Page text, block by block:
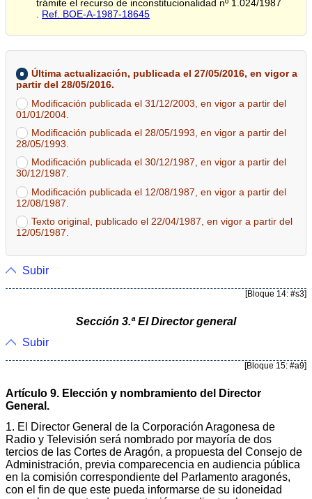
trámite el recurso de inconstitucionalidad nº 1.024/1987
. Ref. BOE-A-1987-18645
Última actualización, publicada el 27/05/2016, en vigor a
partir del 28/05/2016.
Modificación publicada el 31/12/2003, en vigor a partir del
01/01/2004.
Modificación publicada el 28/05/1993, en vigor a partir del
28/05/1993.
Modificación publicada el 30/12/1987, en vigor a partir del
30/12/1987.
Modificación publicada el 12/08/1987, en vigor a partir del
12/08/1987.
Texto original, publicado el 22/04/1987, en vigor a partir del
12/05/1987.
Subir
[Bloque 14: #s3]
Sección 3.ª El Director general
Subir
[Bloque 15: #a9]
Artículo 9. Elección y nombramiento del Director
General.
1. El Director General de la Corporación Aragonesa de
Radio y Televisión será nombrado por mayoría de dos
tercios de las Cortes de Aragón, a propuesta del Consejo de
Administración, previa comparecencia en audiencia pública
en la comisión correspondiente del Parlamento aragonés,
con el fin de que este pueda informarse de su idoneidad